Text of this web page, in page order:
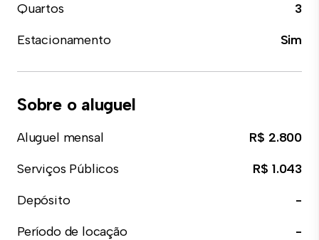
Quartos
3
Estacionamento
Sim
Sobre o aluguel
Aluguel mensal
R$ 2.800
Serviços Públicos
R$ 1.043
Depósito
-
Período de locação
-